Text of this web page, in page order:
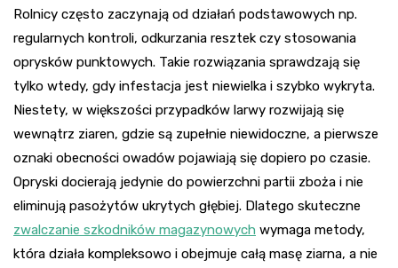
Rolnicy często zaczynają od działań podstawowych np.
regularnych kontroli, odkurzania resztek czy stosowania
oprysków punktowych. Takie rozwiązania sprawdzają się
tylko wtedy, gdy infestacja jest niewielka i szybko wykryta.
Niestety, w większości przypadków larwy rozwijają się
wewnątrz ziaren, gdzie są zupełnie niewidoczne, a pierwsze
oznaki obecności owadów pojawiają się dopiero po czasie.
Opryski docierają jedynie do powierzchni partii zboża i nie
eliminują pasożytów ukrytych głębiej. Dlatego skuteczne
zwalczanie szkodników magazynowych wymaga metody,
która działa kompleksowo i obejmuje całą masę ziarna, a nie